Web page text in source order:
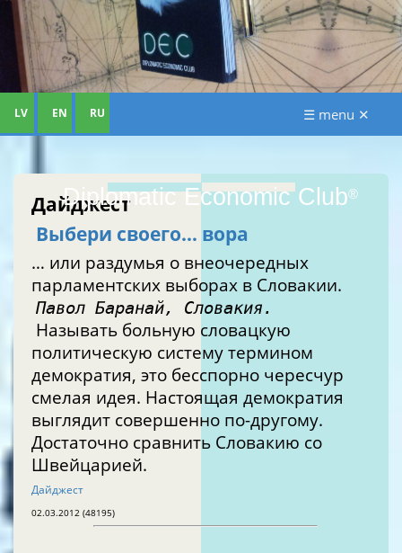
Diplomatic Economic Club®
LV EN RU ☰ menu ✕
Дайджест
Выбери своего… вора
… или раздумья о внеочередных
парламентских выборах в Словакии.
Павол Баранай, Словакия.
Называть больную словацкую
политическую систему термином
демократия, это бесспорно чересчур
смелая идея. Настоящая демократия
выглядит совершенно по-другому.
Достаточно сравнить Словакию со
Швейцарией.
Дайджест
02.03.2012 (48195)